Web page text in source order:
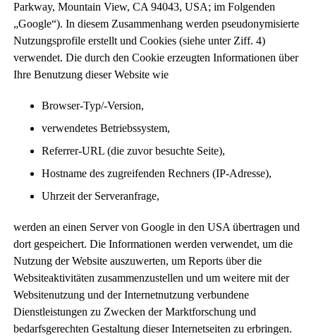
Parkway, Mountain View, CA 94043, USA; im Folgenden
„Google“). In diesem Zusammenhang werden pseudonymisierte
Nutzungsprofile erstellt und Cookies (siehe unter Ziff. 4)
verwendet. Die durch den Cookie erzeugten Informationen über
Ihre Benutzung dieser Website wie
Browser-Typ/-Version,
verwendetes Betriebssystem,
Referrer-URL (die zuvor besuchte Seite),
Hostname des zugreifenden Rechners (IP-Adresse),
Uhrzeit der Serveranfrage,
werden an einen Server von Google in den USA übertragen und
dort gespeichert. Die Informationen werden verwendet, um die
Nutzung der Website auszuwerten, um Reports über die
Websiteaktivitäten zusammenzustellen und um weitere mit der
Websitenutzung und der Internetnutzung verbundene
Dienstleistungen zu Zwecken der Marktforschung und
bedarfsgerechten Gestaltung dieser Internetseiten zu erbringen.